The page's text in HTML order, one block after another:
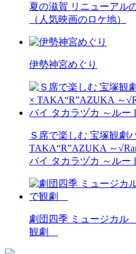
夏の滋賀 リニューアル
（人気映画のロケ地）
伊勢神宮めぐり
Ｓ席で楽しむ 宝塚観
TAKA“R”AZUKA ～
バイ タカラヅカ ～ルー
劇団四季 ミュージカル
観劇